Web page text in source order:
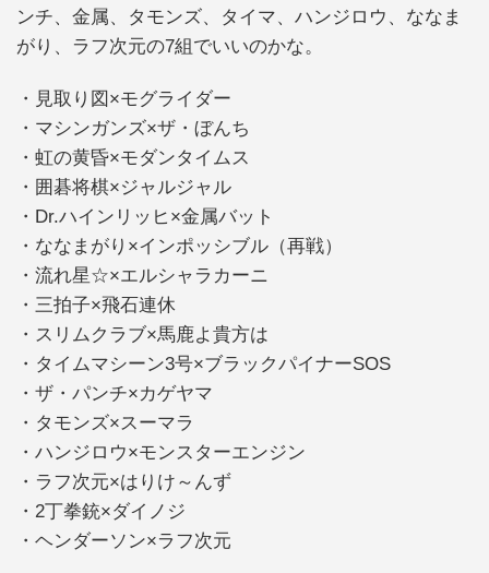
ンチ、金属、タモンズ、タイマ、ハンジロウ、ななま
がり、ラフ次元の7組でいいのかな。
・見取り図×モグライダー
・マシンガンズ×ザ・ぼんち
・虹の黄昏×モダンタイムス
・囲碁将棋×ジャルジャル
・Dr.ハインリッヒ×金属バット
・ななまがり×インポッシブル（再戦）
・流れ星☆×エルシャラカーニ
・三拍子×飛石連休
・スリムクラブ×馬鹿よ貴方は
・タイムマシーン3号×ブラックパイナーSOS
・ザ・パンチ×カゲヤマ
・タモンズ×スーマラ
・ハンジロウ×モンスターエンジン
・ラフ次元×はりけ～んず
・2丁拳銃×ダイノジ
・ヘンダーソン×ラフ次元